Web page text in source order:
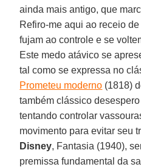
ainda mais antigo, que
Refiro-me aqui ao receio
fujam ao controle e se
Este medo atávico se
tal como se expressa no
Prometeu moderno (1818)
também clássico
tentando controlar
movimento para evitar seu
Disney, Fantasia (1940),
premissa fundamental da